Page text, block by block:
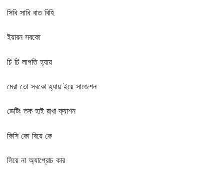
সিধি সাধি বাত বিহি
ইয়ারন সবকো
চি চি লাগতি হ্যায়
মেরা তো সবকো হ্যায় ইয়ে সাজেশন
ডেটিং তক হাই রাখা ফ্যাশন
কিসি কো বিয়ে কে
লিয়ে না অ্যাপ্রোচ কার